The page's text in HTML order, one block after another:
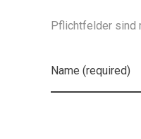
Pflichtfelder sind
Name (required)